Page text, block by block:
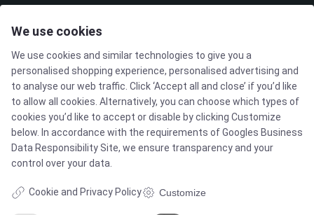
THE COMPANY
Contact
Newsletters
We use cookies
We use cookies and similar technologies to give you a
personalised shopping experience, personalised advertising and
to analyse our web traffic. Click ‘Accept all and close’ if you’d like
to allow all cookies. Alternatively, you can choose which types of
cookies you’d like to accept or disable by clicking Customize
below. In accordance with the requirements ofGoogles Business
Data Responsibility Site, we ensure transparency and your
control over your data.
Cookie and Privacy Policy Customize